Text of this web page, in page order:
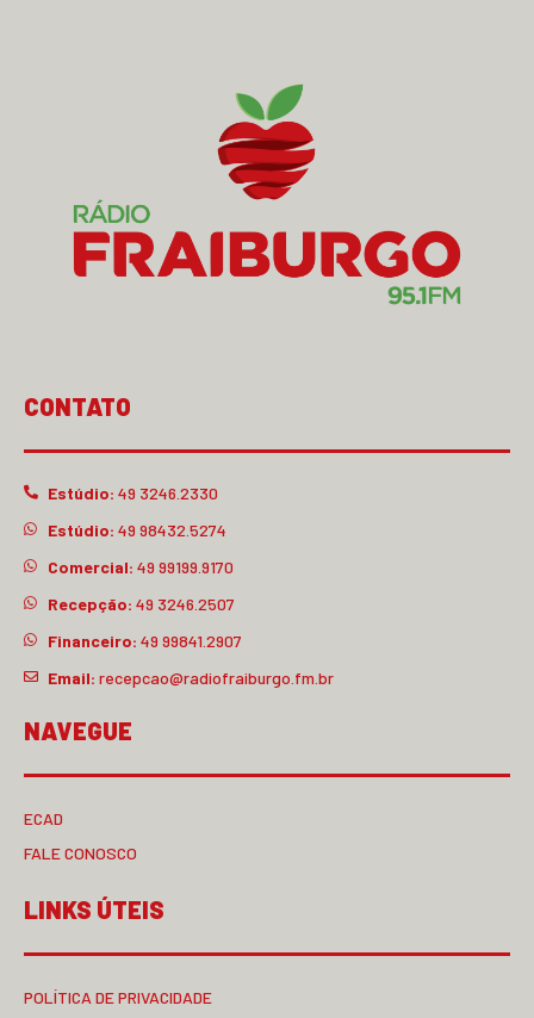
CONTATO
Estúdio: 49 3246.2330
Estúdio: 49 98432.5274
Comercial: 49 99199.9170
Recepção: 49 3246.2507
Financeiro: 49 99841.2907
Email: recepcao@radiofraiburgo.fm.br
NAVEGUE
ECAD
FALE CONOSCO
LINKS ÚTEIS
POLÍTICA DE PRIVACIDADE